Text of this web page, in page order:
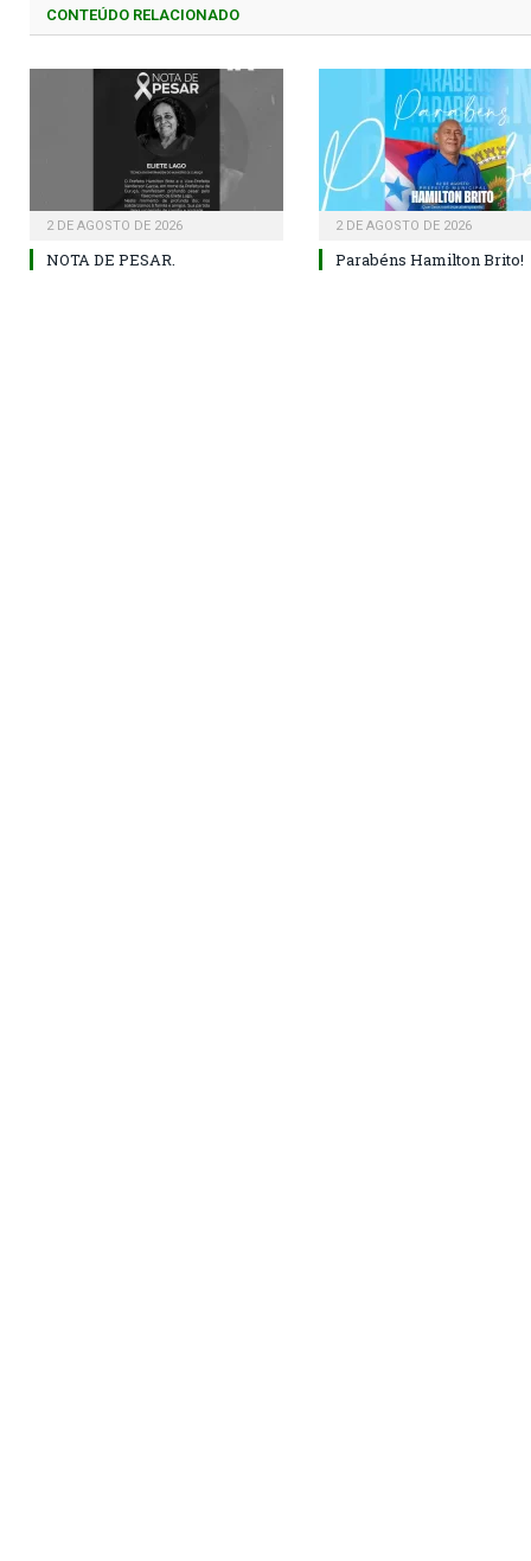
CONTEÚDO RELACIONADO
2 DE AGOSTO DE 2026
NOTA DE PESAR.
2 DE AGOSTO DE 2026
Parabéns Hamilton Brito!